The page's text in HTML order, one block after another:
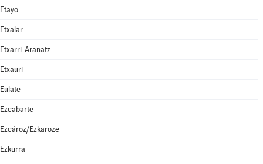
Etayo
Etxalar
Etxarri-Aranatz
Etxauri
Eulate
Ezcabarte
Ezcároz/Ezkaroze
Ezkurra